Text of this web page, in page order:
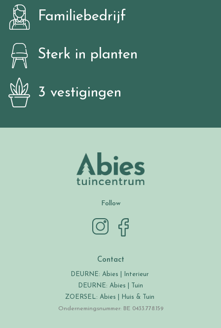
Familiebedrijf
Sterk in planten
3 vestigingen
Follow
Contact
DEURNE: Abies | Interieur
DEURNE: Abies | Tuin
ZOERSEL: Abies | Huis & Tuin
Ondernemingsnummer: BE 0433.778.159